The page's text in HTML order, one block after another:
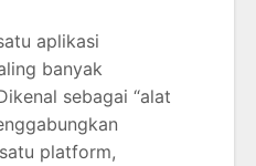
aplikasi
banyak
sebagai “alat
platform,